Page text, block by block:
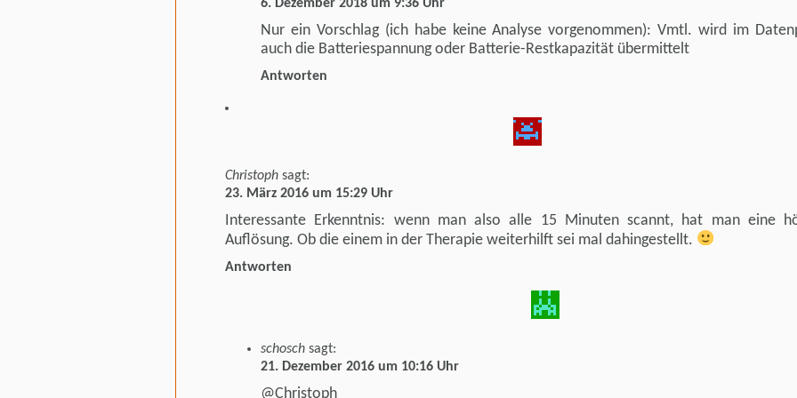
6. Dezember 2018 um 9:36 Uhr
Nur ein Vorschlag (ich habe keine Analyse vorgenommen): Vmtl. wird im
auch die Batteriespannung oder Batterie-Restkapazität übermittelt
Antworten
Christoph sagt:
23. März 2016 um 15:29 Uhr
Interessante Erkenntnis: wenn man also alle 15 Minuten scannt, hat man eine
Auflösung. Ob die einem in der Therapie weiterhilft sei mal dahingestellt.
Antworten
schosch sagt:
21. Dezember 2016 um 10:16 Uhr
@Christoph